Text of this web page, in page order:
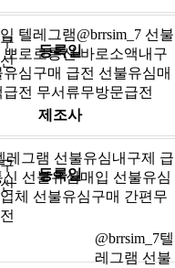
등록일
텔레그램@brrsim_7 선불
뽀로로통신 바로소액내구
심구매 급전 선불유심매
전 무서류무방문급전
제조사
등록일
레그램 선불유심내구제 급
선불유심매입 선불유심
체 선불유심구매 간편무
@brrsim_7텔
레그램 선불